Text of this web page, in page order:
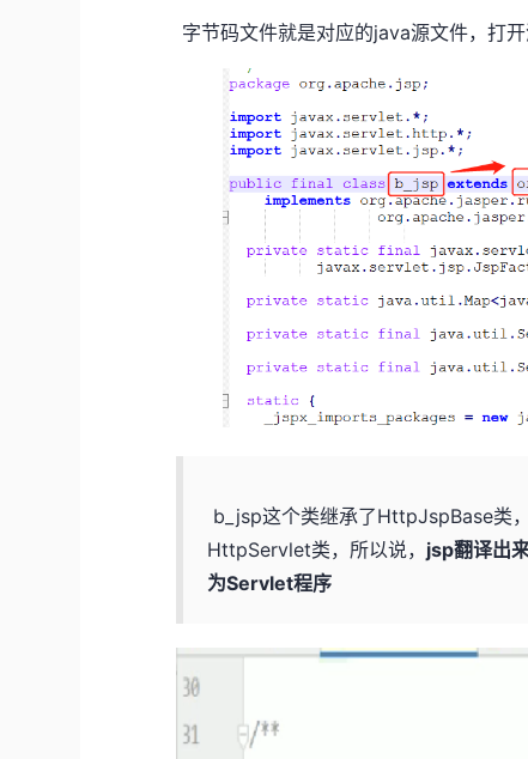
字节码文件就是对应的java源文件，打
b_jsp这个类继承了HttpJspBase类
HttpServlet类，所以说， jsp翻译出
为Servlet程序